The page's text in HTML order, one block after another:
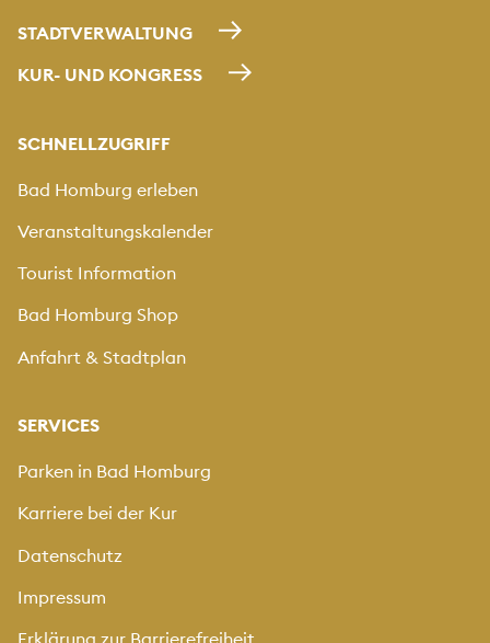
STADTVERWALTUNG
KUR- UND KONGRESS
SCHNELLZUGRIFF
Bad Homburg erleben
Veranstaltungskalender
Tourist Information
Bad Homburg Shop
Anfahrt & Stadtplan
SERVICES
Parken in Bad Homburg
Karriere bei der Kur
Datenschutz
Impressum
Erklärung zur Barrierefreiheit